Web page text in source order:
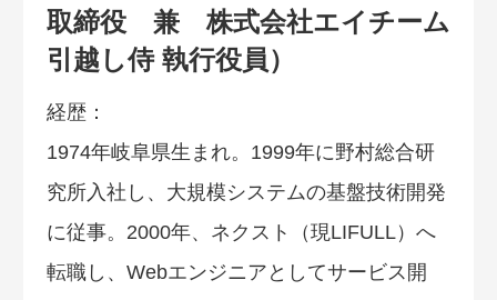
取締役 兼 株式会社エイチーム
引越し侍 執行役員）
経歴：
1974年岐阜県生まれ。1999年に野村総合研
究所入社し、大規模システムの基盤技術開発
に従事。2000年、ネクスト（現LIFULL）へ
転職し、Webエンジニアとしてサービス開